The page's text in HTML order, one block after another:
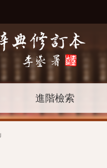
進階檢索
」